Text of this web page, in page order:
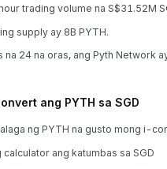
trading volume na S$31.52M
supply ay 8B PYTH.
na 24 na oras, ang Pyth Network
ang PYTH sa SGD
ng PYTH na gusto mong i-
calculator ang katumbas sa SGD